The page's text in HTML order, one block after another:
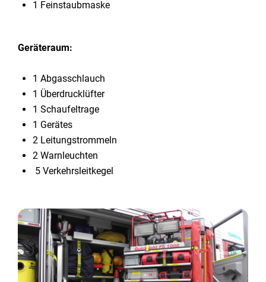
1 Feinstaubmaske
Geräteraum:
1 Abgasschlauch
1 Überdrucklüfter
1 Schaufeltrage
1 Gerätes
2 Leitungstrommeln
2 Warnleuchten
5 Verkehrsleitkegel